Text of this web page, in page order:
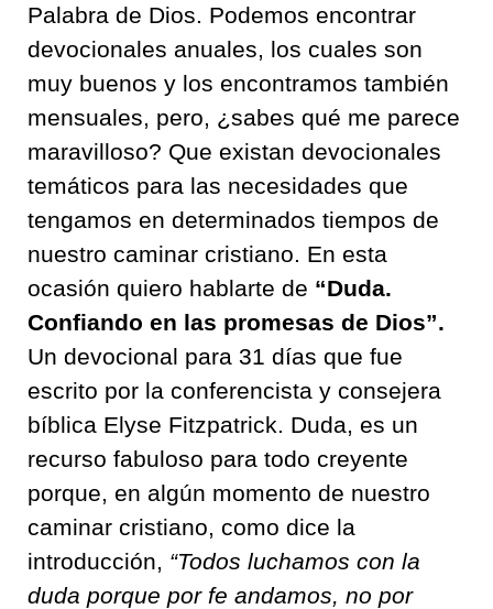
Palabra de Dios. Podemos encontrar
devocionales anuales, los cuales son
muy buenos y los encontramos también
mensuales, pero, ¿sabes qué me parece
maravilloso? Que existan devocionales
temáticos para las necesidades que
tengamos en determinados tiempos de
nuestro caminar cristiano. En esta
ocasión quiero hablarte de “Duda.
Confiando en las promesas de Dios”.
Un devocional para 31 días que fue
escrito por la conferencista y consejera
bíblica Elyse Fitzpatrick. Duda, es un
recurso fabuloso para todo creyente
porque, en algún momento de nuestro
caminar cristiano, como dice la
introducción, “Todos luchamos con la
duda porque por fe andamos, no por